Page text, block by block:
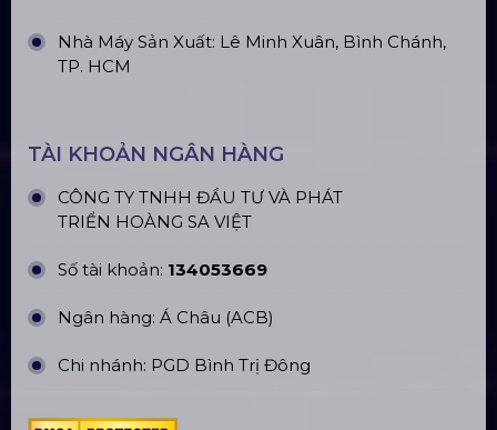
Nhà Máy Sản Xuất: Lê Minh Xuân, Bình Chánh,
TP. HCM
TÀI KHOẢN NGÂN HÀNG
CÔNG TY TNHH ĐẦU TƯ VÀ PHÁT
TRIỂN HOÀNG SA VIỆT
Số tài khoản: 134053669
Ngân hàng: Á Châu (ACB)
Chi nhánh: PGD Bình Trị Đông